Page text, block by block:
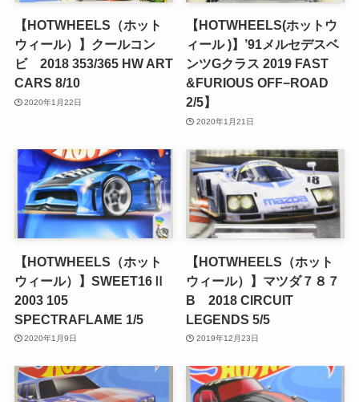
【HOTWHEELS（ホット
ウィール）】クールコン
ビ 2018 353/365 HW ART
CARS 8/10
2020年1月22日
【HOTWHEELS(ホットウ
ィール )】’91メルセデスベ
ンツGクラス 2019 FAST
&FURIOUS OFF−ROAD
2/5】
2020年1月21日
【HOTWHEELS（ホット
ウィール）】SWEET16Ⅱ
2003 105
SPECTRAFLAME 1/5
2020年1月9日
【HOTWHEELS（ホット
ウィール）】マツダ７８７
B 2018 CIRCUIT
LEGENDS 5/5
2019年12月23日